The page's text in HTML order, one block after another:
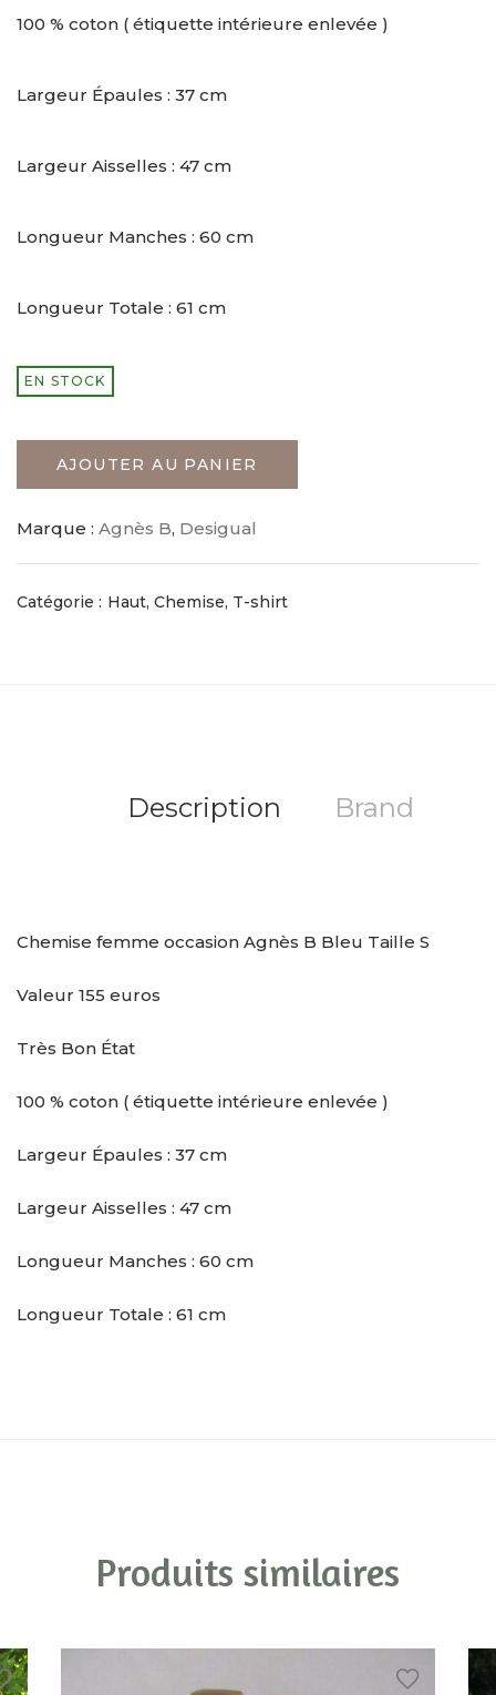
100 % coton ( étiquette intérieure enlevée )
Largeur Épaules : 37 cm
Largeur Aisselles : 47 cm
Longueur Manches : 60 cm
Longueur Totale : 61 cm
EN STOCK
AJOUTER AU PANIER
Marque : Agnès B, Desigual
Catégorie : Haut, Chemise, T-shirt
Description Brand
Chemise femme occasion Agnès B Bleu Taille S
Valeur 155 euros
Très Bon État
100 % coton ( étiquette intérieure enlevée )
Largeur Épaules : 37 cm
Largeur Aisselles : 47 cm
Longueur Manches : 60 cm
Longueur Totale : 61 cm
Produits similaires